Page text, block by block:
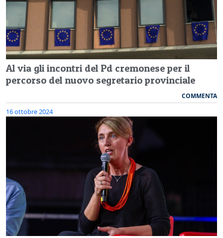
Al via gli incontri del Pd cremonese per il
percorso del nuovo segretario provinciale
COMMENTA
16 ottobre 2024